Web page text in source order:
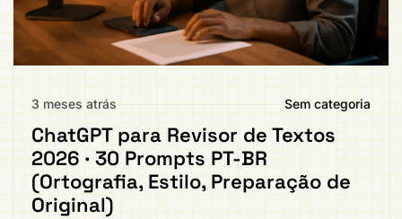
3 meses atrás Sem categoria
ChatGPT para Revisor de Textos
2026 · 30 Prompts PT-BR
(Ortografia, Estilo, Preparação de
Original)